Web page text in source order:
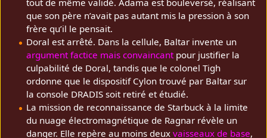
que son père n’avait pas autant mis la pression à son
frère qu’il le pensait.
Doral est arrêté. Dans la cellule, Baltar invente un
argument factice mais convaincantpour justifier la
culpabilité de Doral, tandis que le colonel Tigh
ordonne que le dispositif Cylon trouvé par Baltar sur
la console DRADIS soit retiré et étudié.
La mission de reconnaissance de Starbuck à la limite
du nuage électromagnétique de Ragnar révèle un
danger. Elle repère au moins deux vaisseaux de base,